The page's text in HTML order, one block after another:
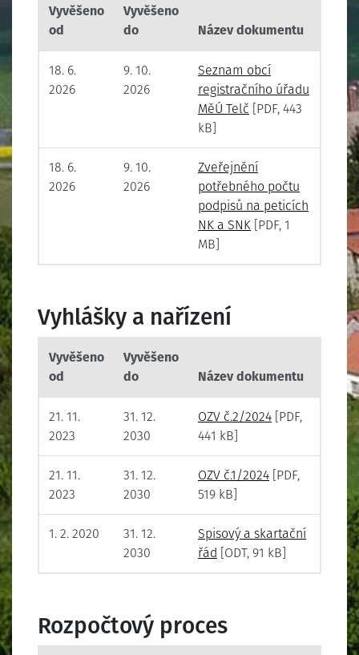
Vyvěšeno
od
Vyvěšeno
do
Název dokumentu
18. 6.
2026
9. 10.
2026
Seznam obcí
registračního úřadu
MěÚ Telč [PDF, 443
kB]
18. 6.
2026
9. 10.
2026
Zveřejnění
potřebného počtu
podpisů na peticích
NK a SNK [PDF, 1
MB]
Vyhlášky a nařízení
Vyvěšeno
od
Vyvěšeno
do
Název dokumentu
21. 11.
2023
31. 12.
2030
OZV č.2/2024 [PDF,
441 kB]
21. 11.
2023
31. 12.
2030
OZV č.1/2024 [PDF,
519 kB]
1. 2. 2020
31. 12.
2030
Spisový a skartační
řád [ODT, 91 kB]
Rozpočtový proces